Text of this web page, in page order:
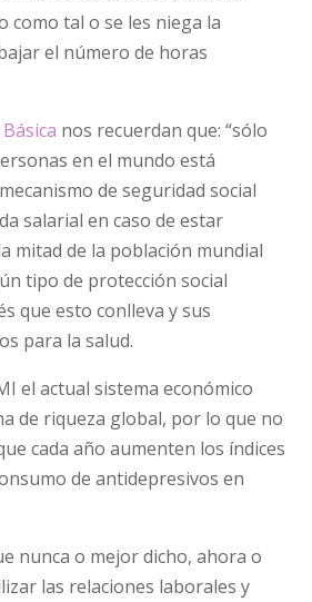
como tal o se les niega la
el número de horas
nos recuerdan que: “sólo
en el mundo está
de seguridad social
salarial en caso de estar
mitad de la población mundial
tipo de protección social
que esto conlleva y sus
para la salud.
el actual sistema económico
de riqueza global, por lo que no
cada año aumenten los índices
de antidepresivos en
nunca o mejor dicho, ahora o
las relaciones laborales y